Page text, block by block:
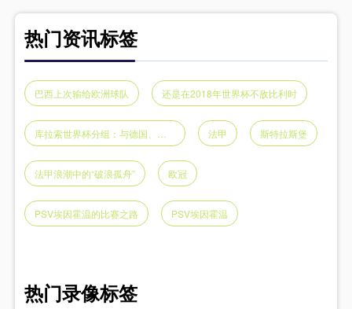
热门资讯标签
巴西上次输给欧洲球队 还是在2018年世界杯不敌比利时
库拉索世界杯分组：与德国、科特迪瓦、厄瓜多尔同组 法甲 斯特拉斯堡
法甲浪潮中的“破浪孤舟” 欧冠
PSV埃因霍温的比赛之路 PSV埃因霍温
热门录像标签